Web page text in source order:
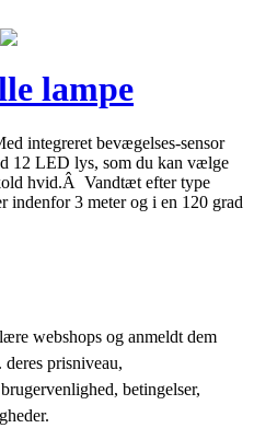
lampe
integreret bevægelses-sensor
12 LED lys, som du kan vælge
hvid.Â Vandtæt efter type
3 meter og i en 120 grad
webshops og anmeldt dem
prisniveau,
betingelser,